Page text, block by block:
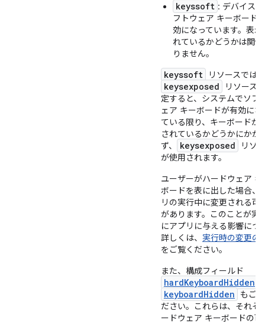
keyssoft : デバイス
フトウェア キーボード
効になっています。表示
れているかどうかは関
りません。
keyssoft リソースでは
keysexposed
リソース
定すると、システムでソフ
ェア キーボードが有効にな
ている限り、キーボードが
されているかどうかにかか
ず、
keysexposed
リソ
が使用されます。
ユーザーがハードウェア キ
ボードを表に出した場合、
リの実行中に変更される可
があります。このことが実
にアプリに与える影響につ
詳しくは、 実行時の変更の
をご覧ください。
また、構成フィールド
hardKeyboardHidden
keyboardHidden
もご
ださい。これらは、それぞ
ードウェア キーボードの可